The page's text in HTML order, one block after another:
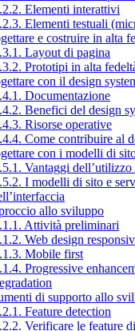
Elementi interattivi
Elementi testuali
e costruire in alta
Layout di pagina
Prototipi in alta
con il design
Documentazione
Benefici del design
Risorse operative
Come contribuire al
con i modelli di
Vantaggi
I modelli di sito e
allo sviluppo
Attività preliminari
Web design
Mobile first
Progressive
di supporto allo
Feature detection
Verificare le feature